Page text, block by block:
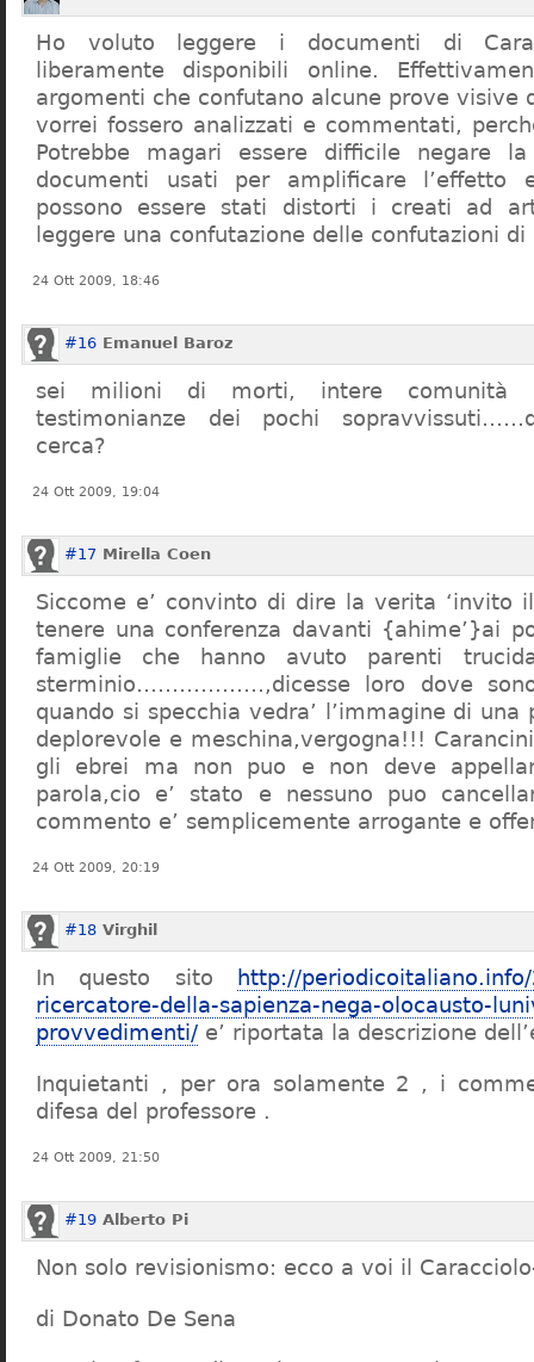
Ho voluto leggere i documenti di
liberamente disponibili online.
argomenti che confutano alcune prove visive
vorrei fossero analizzati e commentati,
Potrebbe magari essere difficile negare
documenti usati per amplificare l’effetto
possono essere stati distorti i creati ad
leggere una confutazione delle confutazioni di
24 Ott 2009, 18:46
#16 Emanuel Baroz
sei milioni di morti, intere comunità
testimonianze dei pochi
cerca?
24 Ott 2009, 19:04
#17 Mirella Coen
Siccome e’ convinto di dire la verita ‘invito
tenere una conferenza davanti {ahime’}ai
famiglie che hanno avuto parenti
sterminio………………,dicesse loro dove
quando si specchia vedra’ l’immagine di una
deplorevole e meschina,vergogna!!!
gli ebrei ma non puo e non deve
parola,cio e’ stato e nessuno puo
commento e’ semplicemente arrogante e
24 Ott 2009, 20:19
#18 Virghil
In questo sito
http://
ricercatore-della-sapienza-nega-olocausto-
provvedimenti/ e’ riportata la descrizione
Inquietanti , per ora solamente 2 , i
difesa del professore .
24 Ott 2009, 21:50
#19 Alberto Pi
Non solo revisionismo: ecco a voi il
di Donato De Sena